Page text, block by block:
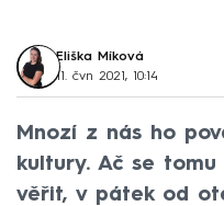
Eliška Míková
11. čvn 2021, 10:14
Mnozí z nás ho
kultury. Ač se
věřit, v pátek od